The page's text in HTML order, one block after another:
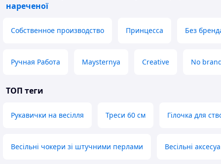
нареченої
Собственное производство Принцесса Без
Ручная Работа Maysternya Creative No
ТОП теги
Рукавички на весілля Треси 60 см Гілочка для
Весільні чокери зі штучними перлами Весільні